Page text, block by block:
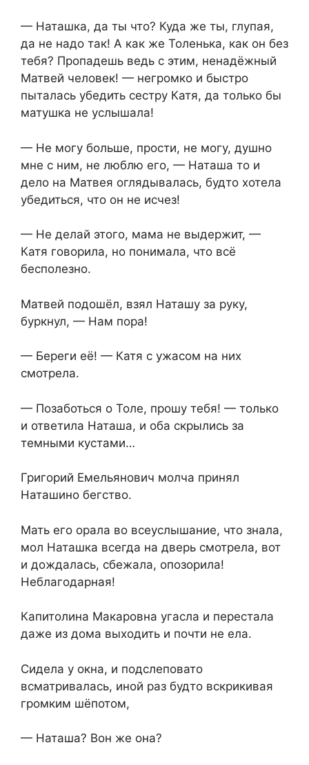
— Наташка, да ты что? Куда же ты, глупая,
да не надо так! А как же Толенька, как он без
тебя? Пропадешь ведь с этим, ненадёжный
Матвей человек! — негромко и быстро
пыталась убедить сестру Катя, да только бы
матушка не услышала!
— Не могу больше, прости, не могу, душно
мне с ним, не люблю его, — Наташа то и
дело на Матвея оглядывалась, будто хотела
убедиться, что он не исчез!
— Не делай этого, мама не выдержит, —
Катя говорила, но понимала, что всё
бесполезно.
Матвей подошёл, взял Наташу за руку,
буркнул, — Нам пора!
— Береги её! — Катя с ужасом на них
смотрела.
— Позаботься о Толе, прошу тебя! — только
и ответила Наташа, и оба скрылись за
темными кустами…
Григорий Емельянович молча принял
Наташино бегство.
Мать его орала во всеуслышание, что знала,
мол Наташка всегда на дверь смотрела, вот
и дождалась, сбежала, опозорила!
Неблагодарная!
Капитолина Макаровна угасла и перестала
даже из дома выходить и почти не ела.
Сидела у окна, и подслеповато
всматривалась, иной раз будто вскрикивая
громким шёпотом,
— Наташа? Вон же она?